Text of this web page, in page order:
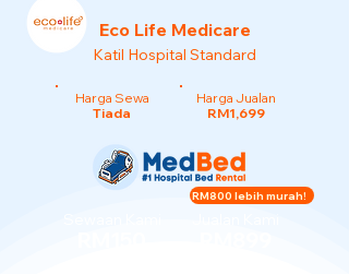
Eco Life Medicare
Katil Hospital Standard
Harga Sewa
Tiada
Harga Jualan
RM1,699
RM800 lebih murah!